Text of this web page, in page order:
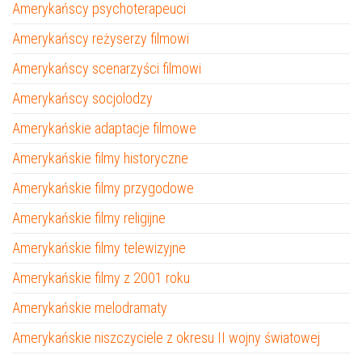
Amerykańscy psychoterapeuci
Amerykańscy reżyserzy filmowi
Amerykańscy scenarzyści filmowi
Amerykańscy socjolodzy
Amerykańskie adaptacje filmowe
Amerykańskie filmy historyczne
Amerykańskie filmy przygodowe
Amerykańskie filmy religijne
Amerykańskie filmy telewizyjne
Amerykańskie filmy z 2001 roku
Amerykańskie melodramaty
Amerykańskie niszczyciele z okresu II wojny światowej